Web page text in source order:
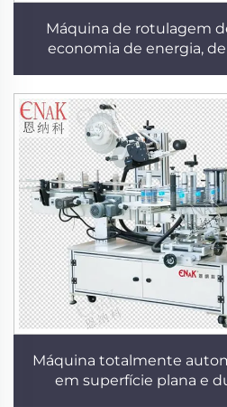
Máquina de rotulagem
economia de energia, de
Máquina totalmente
em superfície plana e